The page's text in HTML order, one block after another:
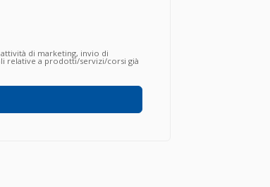
di marketing, invio di
relative a prodotti/servizi/corsi già
con modalità automatizzate)